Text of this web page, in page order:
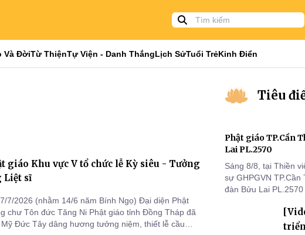
Và ĐờiTừ ThiệnTự Viện - Danh ThắngLịch SửTuổi TrẻKinh Điển
giáo Khu vực V tổ chức lễ Kỳ siêu - Tưởng
Liệt sĩ
7/2026 (nhằm 14/6 năm Bính Ngọ) Đại diện Phật
chư Tôn đức Tăng Ni Phật giáo tỉnh Đồng Tháp đã
Đức Tây dâng hương tưởng niệm, thiết lễ cầu
Tiêu
Phật giáo TP.Cần
Lai PL.2570
Sáng 8/8, tại Thiền
sự GHPGVN
đàn Bửu Lai